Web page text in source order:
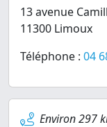
13 avenue
11300 Limoux
Téléphone : 04
Environ 297